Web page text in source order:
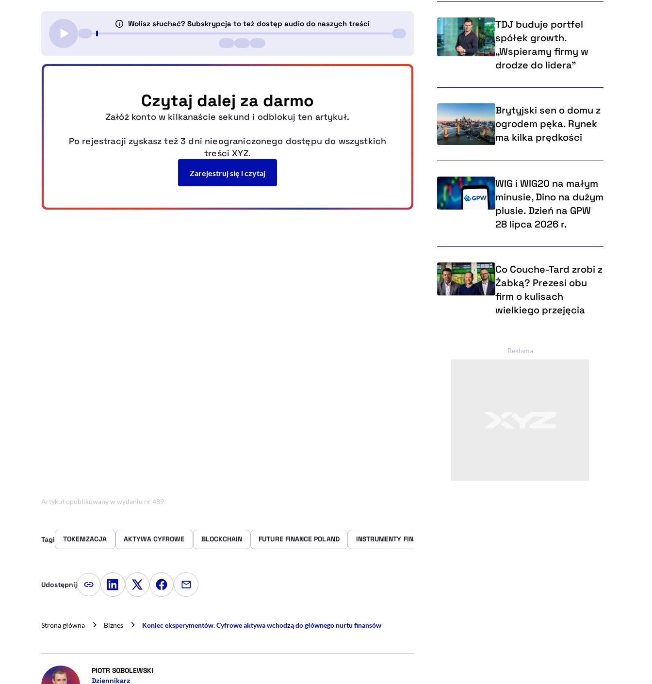
TDJ buduje portfel
spółek growth.
„Wspieramy firmy w
drodze do lidera”
Brytyjski sen o domu z
ogrodem pęka. Rynek
ma kilka prędkości
WIG i WIG20 na małym
minusie, Dino na dużym
plusie. Dzień na GPW
28 lipca 2026 r.
Co Couche-Tard zrobi z
Żabką? Prezesi obu
firm o kulisach
wielkiego przejęcia
Artykuł opublikowany w wydaniu nr 489
Tagi TOKENIZACJA AKTYWA CYFROWE BLOCKCHAIN FUTURE FINANCE POLAND INSTRUMENTY FINANSOWE
Udostępnij Kopiuj link artykułu
Udostępnij na LinkedIn
Udostępnij na Twitterze
Udostępnij na Facebooku
Udostępnij przez e-mail
Strona główna Biznes Koniec eksperymentów. Cyfrowe aktywa wchodzą do głównego nurtu finansów
PIOTR SOBOLEWSKI- AUTOR ARTYKUŁU - PROFIL
Dziennikarz